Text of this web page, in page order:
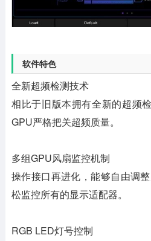
软件特色
全新超频检测技术
相比于旧版本拥有全新的超频
GPU严格把关超频质量。
多组GPU风扇监控机制
操作接口再进化，能够自由调
松监控所有的显示适配器。
RGB LED灯号控制